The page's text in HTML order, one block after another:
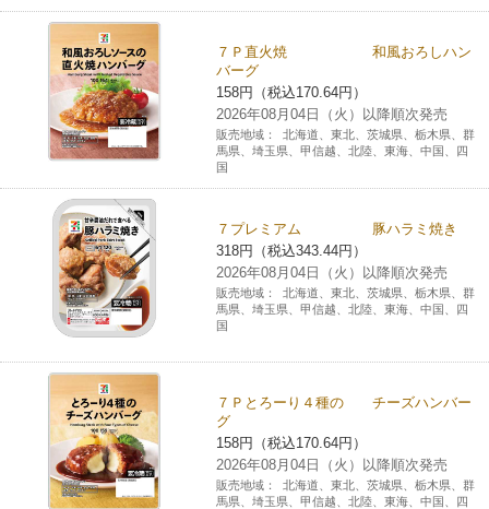
プリペイドサービス
スポーツ振興くじ
学び・教育
スマホプリペイド
レジでApple Accountにチャージ
コインランドリー（店舗限定）
宅配ロッカー（店舗限定）
モバイルバッテリーシェアリング（店舗限定）
モバイルWi-Fiバッテリーシェアリング（店舗限定）
売上高、店舗数推移
セブン‐イレブンの海外事業
データで見るセブン‐イレブン
セブン‐イレブンの「商品力」
セブン-イレブンの横顔
サステナビリティニュース
サステナビリティレポート
English (Services)
中文[繁體字](服務)
简体中文(服务)
한국어(서비스)
ภาษาไทย(บริการ)
７Ｐ直火焼 和風おろしハン
バーグ
158円（税込170.64円）
2026年08月04日（火）以降順次発売
販売地域：
北海道、東北、茨城県、栃木県、群
馬県、埼玉県、甲信越、北陸、東海、中国、四
国
７プレミアム 豚ハラミ焼き
318円（税込343.44円）
2026年08月04日（火）以降順次発売
販売地域：
北海道、東北、茨城県、栃木県、群
馬県、埼玉県、甲信越、北陸、東海、中国、四
国
７Ｐとろーり４種の チーズハンバー
グ
158円（税込170.64円）
2026年08月04日（火）以降順次発売
販売地域：
北海道、東北、茨城県、栃木県、群
馬県、埼玉県、甲信越、北陸、東海、中国、四